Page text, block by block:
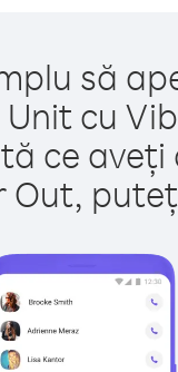
să
cu
ce aveți
Out,